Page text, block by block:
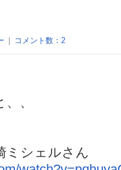
｜ コメント数：2
、
ミシェルさん